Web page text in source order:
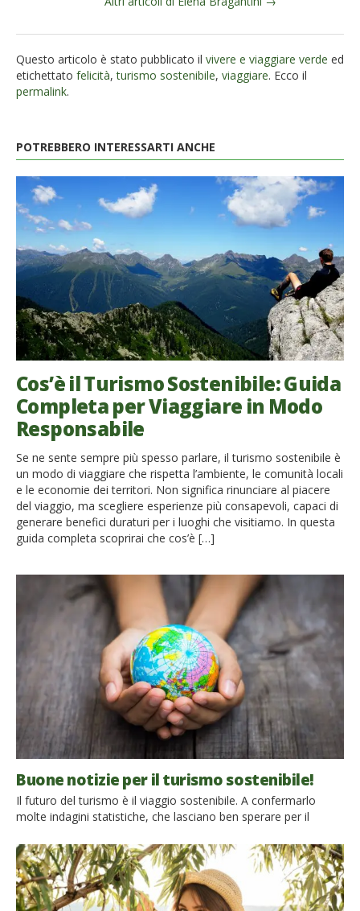
Questo articolo è stato pubblicato il vivere e viaggiare verde ed
etichettato felicità,turismo sostenibile, viaggiare. Ecco il
permalink.
POTREBBERO INTERESSARTI ANCHE
Cos’è il Turismo Sostenibile: Guida
Completa per Viaggiare in Modo
Responsabile
Se ne sente sempre più spesso parlare, il turismo sostenibile è
un modo di viaggiare che rispetta l’ambiente, le comunità locali
e le economie dei territori. Non significa rinunciare al piacere
del viaggio, ma scegliere esperienze più consapevoli, capaci di
generare benefici duraturi per i luoghi che visitiamo. In questa
guida completa scoprirai che cos’è […]
Buone notizie per il turismo sostenibile!
Il futuro del turismo è il viaggio sostenibile. A confermarlo
molte indagini statistiche, che lasciano ben sperare per il
viaggiare eco! Scopriamo insieme i dati delle indagini Il quarto
rapporto “Gli italiani, il turismo sostenibile e l’ecoturismo“, a
cura della Fondazione UniVerde, in collaborazione con Ipr […]